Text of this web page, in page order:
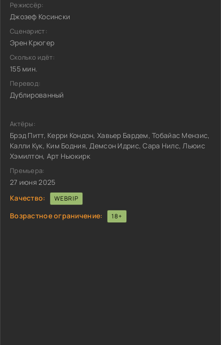
Режиссёр:
Джозеф Косински
Сценарист:
Эрен Крюгер
Сколько идёт:
155 мин.
Перевод:
Дублированный
Актёры:
Брэд Питт, Керри Кондон, Хавьер Бардем, Тобайас Мензис,
Калли Кук, Ким Бодния, Демсон Идрис, Сара Нилс, Льюис
Хэмилтон, Арт Ньюкирк
Премьера:
27 июня 2025
Качество:
WEBRIP
Возрастное ограничение: 18+